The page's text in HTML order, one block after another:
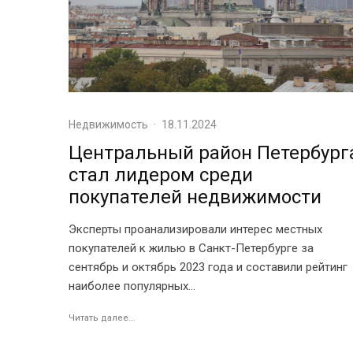
Недвижимость · 18.11.2024
Центральный район
стал лидером среди
покупателей недвижимости
Эксперты проанализировали интерес местных
покупателей к жилью в Санкт-Петербурге за
сентябрь и октябрь 2023 года и составили рейтинг
наиболее популярных...
Читать далее...